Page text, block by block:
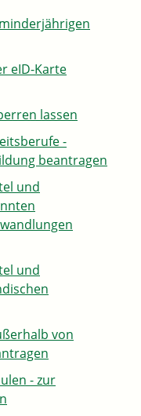
eID-Karte
lassen
-
beantragen
und
und
von
- zur